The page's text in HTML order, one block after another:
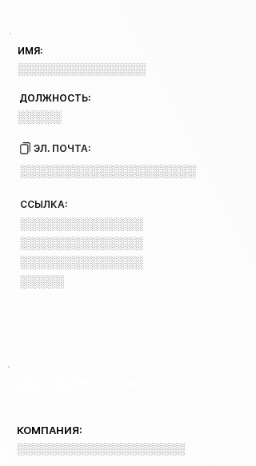
ИМЯ:
░░░░░░░░░░░░░░░░
ДОЛЖНОСТЬ:
░░░░░
ЭЛ. ПОЧТА:
░░░░░░░░░░░░░░░░░░░░
ССЫЛКА:
░░░░░░░░░░░░░░
░░░░░░░░░░░░░░
░░░░░░░░░░░░░░
░░░░░
КОМПАНИЯ:
░░░░░░░░░░░░░░░░░░░░░